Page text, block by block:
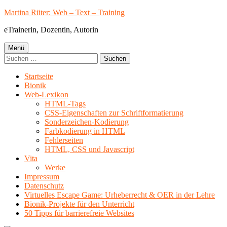
Springe
Inhalt
Martina Rüter: Web – Text – Training
eTrainerin, Dozentin, Autorin
Primäres
Menü
Menü
Suchen
nach:
Startseite
Bionik
Web-Lexikon
HTML-Tags
CSS-Eigenschaften zur Schriftformatierung
Sonderzeichen-Kodierung
Farbkodierung in HTML
Fehlerseiten
HTML, CSS und Javascript
Vita
Werke
Impressum
Datenschutz
Virtuelles Escape Game: Urheberrecht & OER in der Lehre
Bionik-Projekte für den Unterricht
50 Tipps für barrierefreie Websites